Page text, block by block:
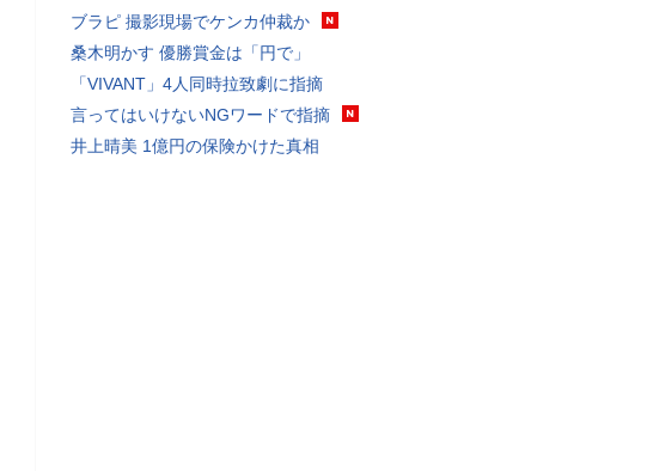
ブラピ 撮影現場でケンカ仲裁か
桑木明かす 優勝賞金は「円で」
「VIVANT」4人同時拉致劇に指摘
言ってはいけないNGワードで指摘
井上晴美 1億円の保険かけた真相